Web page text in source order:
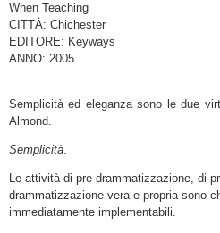
When Teaching
CITTÀ: Chichester
EDITORE: Keyways
ANNO: 2005
Semplicità ed eleganza sono le due
Almond.
Semplicità.
Le attività di pre-drammatizzazione, di
drammatizzazione vera e propria sono
immediatamente implementabili.